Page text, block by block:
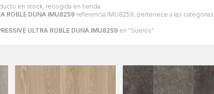
en stock, recogida en tienda.
ROBLE DUNA IMU8259 referencia IMU8259, pertenece a las categorías
ULTRA ROBLE DUNA IMU8259 en "Suelos".